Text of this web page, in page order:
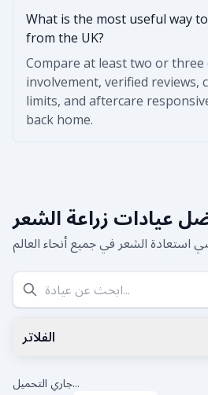
What is the most useful way
from the UK?
Compare at least two or
involvement, verified reviews,
limits, and aftercare
back home.
عيادات زراعة الشعر
الفلاتر
جاري التحميل...